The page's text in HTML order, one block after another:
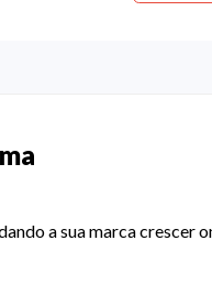
a sua marca crescer